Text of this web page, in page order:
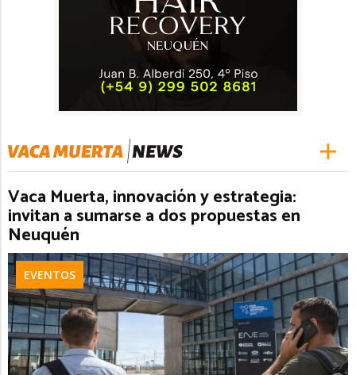
Vaca Muerta, innovación y estrategia:
invitan a sumarse a dos propuestas en
Neuquén
EVENTOS